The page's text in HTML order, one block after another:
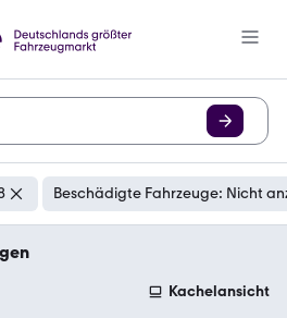
Beschädigte Fahrzeuge: Nicht
Kachelansicht